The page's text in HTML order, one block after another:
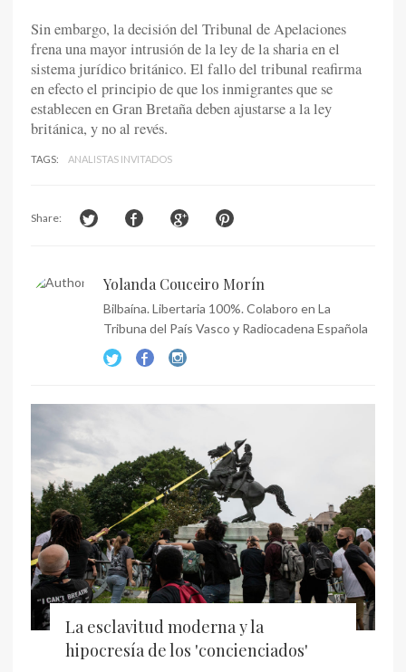
Sin embargo, la decisión del Tribunal de Apelaciones
frena una mayor intrusión de la ley de la sharia en el
sistema jurídico británico. El fallo del tribunal reafirma
en efecto el principio de que los inmigrantes que se
establecen en Gran Bretaña deben ajustarse a la ley
británica, y no al revés.
TAGS: ANALISTAS INVITADOS
Share:
Yolanda Couceiro Morín
Bilbaína. Libertaria 100%. Colaboro en La
Tribuna del País Vasco y Radiocadena Española
La esclavitud moderna y la
hipocresía de los 'concienciados'